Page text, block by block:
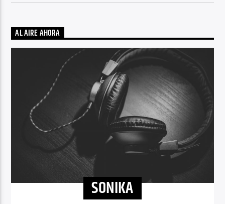
AL AIRE AHORA
SONIKA